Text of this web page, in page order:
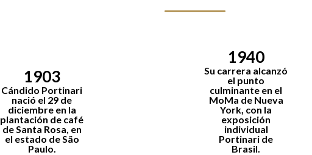
1903
Cándido Portinari
nació el 29 de
diciembreen la
plantación de café
de Santa Rosa, en
el estado de São
Paulo.
1940
Su carrera alcanzó
el punto
culminante en el
MoMa de Nueva
York, con la
exposición
individual
Portinari de
Brasil.